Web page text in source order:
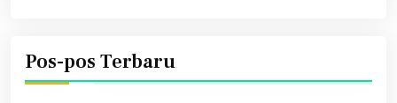
Pos-pos Terbaru